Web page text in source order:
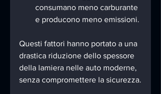
consumano meno carburante
e producono meno emissioni.
Questi fattori hanno portato a una
drastica riduzione dello spessore
della lamiera nelle auto moderne,
senza compromettere la sicurezza.